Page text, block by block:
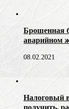
Брошенная
аварийном
08.02.2021
Налоговый